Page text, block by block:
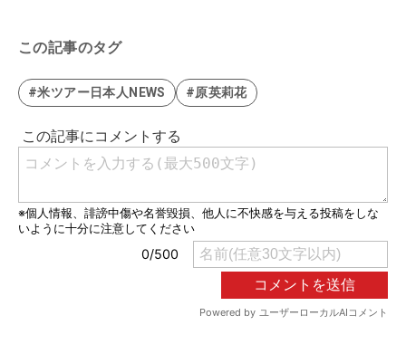
この記事のタグ
#米ツアー日本人NEWS #原英莉花